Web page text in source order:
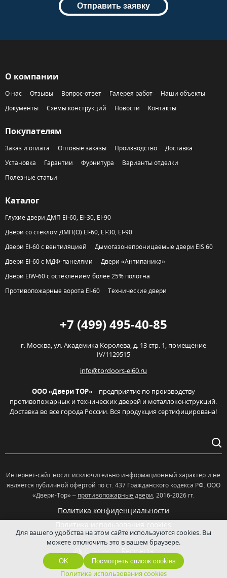
Отправить заявку
О компании
О нас Отзывы Вопрос-ответ Галерея работ
Наши объекты
Документы
Схемы конструкций Новости Контакты
Покупателям
Заказ и оплата Оптовые заказы Производство
Доставка
Установка
Гарантии Фурнитура
Варианты отделки
Полезные статьи
Каталог
Глухие двери ДМП EI-60, EI-30, EI-90
Двери со стеклом ДМП(О) EI-60, EI-30, EI-90
Двери EI-60 с вентиляцией
Дымогазонепроницаемые двери EIS 60
Двери EI-60 с МДФ-панелями
Двери «Антипаника»
Двери EIW-60 с остеклением более 25% полотна
Противопожарные ворота EI-60
Технические двери
+7 (499) 495-40-85
г. Москва,ул. Академика Королева, д. 13 стр. 1, помещение
IV/1129515
info@tordoors-ei60.ru
ООО «Двери ТОР»– предприятие по производству
противопожарных и технических дверей и металлоконструкций.
Доставка во все города России. Вся продукция сертифицирована!
Интернет-сайт носит исключительно информационный характер и не
является публичной офертой по ст. 437 Гражданского кодекса РФ. OOO
«Двери-Тор» – противопожарные двери, 2016-2026 гг.
Политика конфиденциальности
Сделано вRedmedia
Для вашего удобства на этом сайте используются cookies. Вы
можете отключить это в вашем браузере.
OK Посмотреть список cookies
Политика использования cookies